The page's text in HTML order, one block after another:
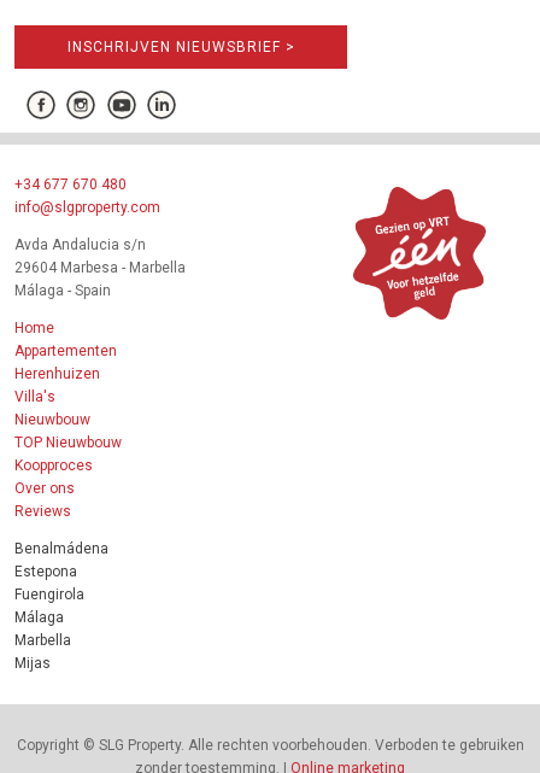
INSCHRIJVEN NIEUWSBRIEF >
+34 677 670 480
info@slgproperty.com
Avda Andalucia s/n
29604 Marbesa - Marbella
Málaga - Spain
Home
Appartementen
Herenhuizen
Villa's
Nieuwbouw
TOP Nieuwbouw
Koopproces
Over ons
Reviews
Benalmádena
Estepona
Fuengirola
Málaga
Marbella
Mijas
Copyright © SLG Property. Alle rechten voorbehouden. Verboden te gebruiken
zonder toestemming. | Online marketing